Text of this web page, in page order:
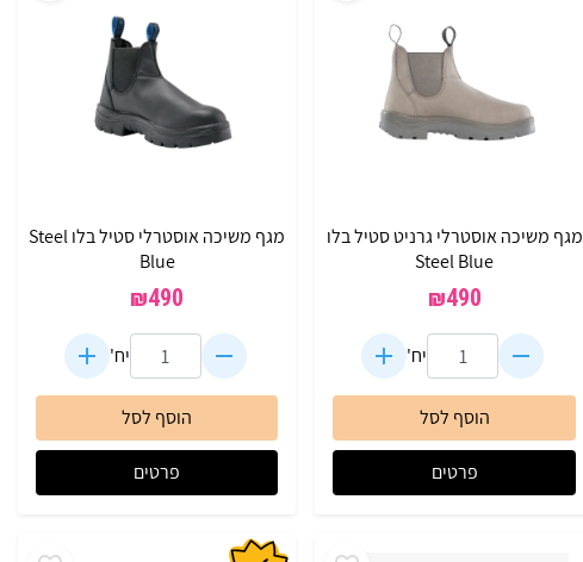
מגף משיכה אוסטרלי גרניט סטיל בלו
Steel Blue
₪490
יח'
הוסף לסל
פרטים
מגף משיכה אוסטרלי סטיל בלו Steel
Blue
₪490
יח'
הוסף לסל
פרטים